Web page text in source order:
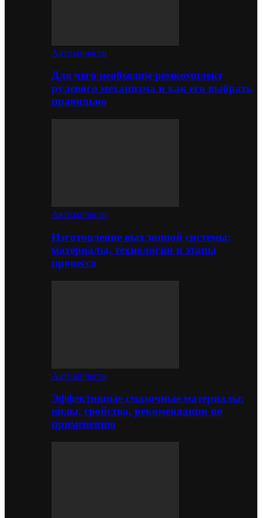
Автозапчасти
Для чего необходим ремкомплект
рулевого механизма и как его выбрать
правильно
Автозапчасти
Изготовление выхлопной системы:
материалы, технологии и этапы
процесса
Автозапчасти
Эффективные смазочные материалы:
виды, свойства, рекомендации по
применению